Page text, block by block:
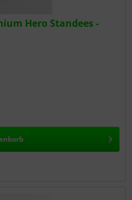
Hero Standees -